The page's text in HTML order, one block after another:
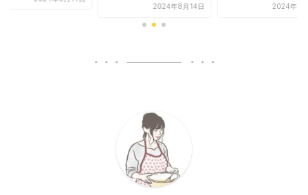
2024年8月14日